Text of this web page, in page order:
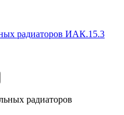
радиаторов ИАК.15.3